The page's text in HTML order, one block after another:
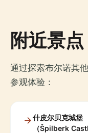
附近景点
通过探索布尔诺其
参观体验：
什皮尔贝克城堡
（Špilberk